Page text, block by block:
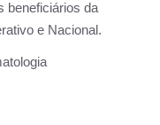
beneficiários da
e Nacional.